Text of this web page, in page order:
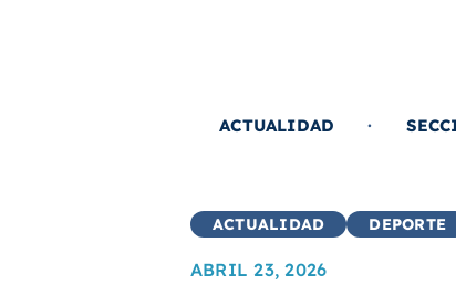
ACTUALIDAD
ACTUALIDAD DEPORTE
ABRIL 23, 2026